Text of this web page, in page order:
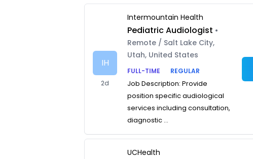
IH
2d
Intermountain Health
Pediatric Audiologist •
Remote / Salt Lake City,
Utah, United States
FULL-TIME
REGULAR
Job Description: Provide
position specific audiological
services including consultation,
diagnostic ...
UCHealth